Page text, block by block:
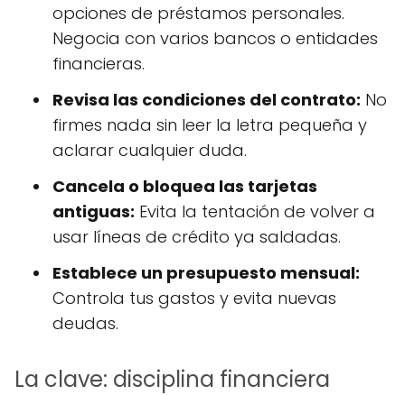
opciones de préstamos personales.
Negocia con varios bancos o entidades
financieras.
Revisa las condiciones del contrato: No
firmes nada sin leer la letra pequeña y
aclarar cualquier duda.
Cancela o bloquea las tarjetas
antiguas: Evita la tentación de volver a
usar líneas de crédito ya saldadas.
Establece un presupuesto mensual:
Controla tus gastos y evita nuevas
deudas.
La clave: disciplina financiera